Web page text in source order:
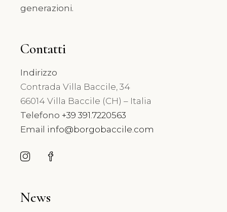
generazioni.
Contatti
Indirizzo
Contrada Villa Baccile, 34
66014 Villa Baccile (CH) – Italia
Telefono +39 391.7220563
Email info@borgobaccile.com
News